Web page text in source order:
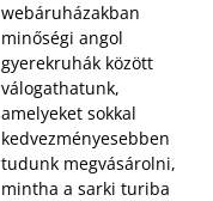
webáruházakban
minőségi angol
gyerekruhák között
válogathatunk,
amelyeket sokkal
kedvezményesebben
tudunk megvásárolni,
mintha a sarki turiba